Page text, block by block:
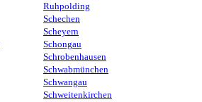
Ruhpolding
Schechen
Scheyern
Schongau
Schrobenhausen
Schwabmünchen
Schwangau
Schweitenkirchen